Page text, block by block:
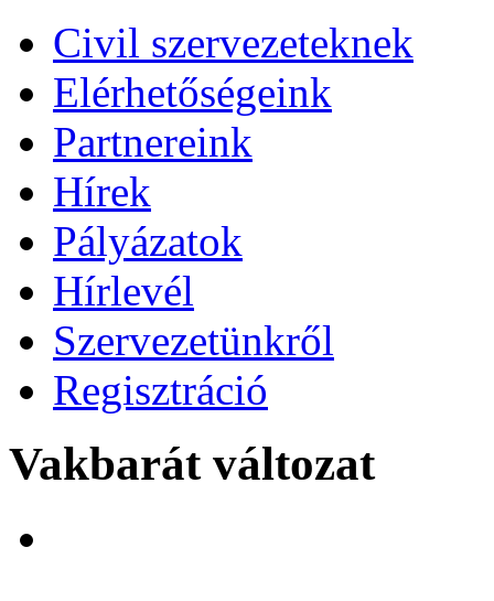
Civil szervezeteknek
Elérhetőségeink
Partnereink
Hírek
Pályázatok
Hírlevél
Szervezetünkről
Regisztráció
Vakbarát változat